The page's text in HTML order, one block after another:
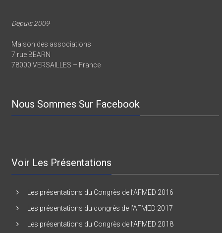
Depuis 2009
Maison des associations
7 rue BEARN
78000 VERSAILLES – France
Nous Sommes Sur Facebook
Voir Les Présentations
Les présentations du Congrès de l’AFMED 2016
Les présentations du congrès de l’AFMED 2017
Les présentations du Congrès de l’AFMED 2018